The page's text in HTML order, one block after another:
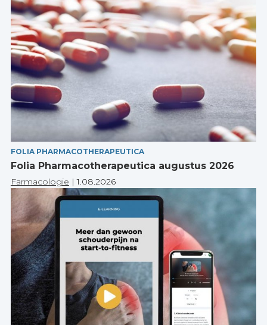
FOLIA PHARMACOTHERAPEUTICA
Folia Pharmacotherapeutica augustus 2026
Farmacologie |1.08.2026